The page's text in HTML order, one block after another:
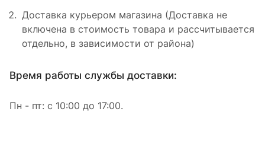
Доставка курьером магазина (Доставка не
включена в стоимость товара и рассчитывается
отдельно, в зависимости от района)
Время работы службы доставки:
Пн - пт: с 10:00 до 17:00.